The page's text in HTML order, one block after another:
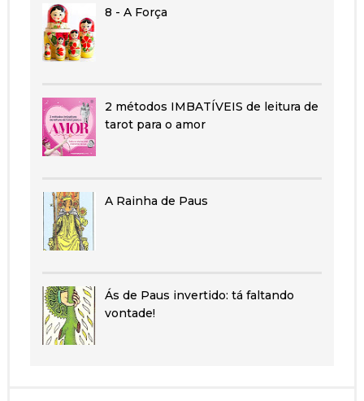
8 - A Força
2 métodos IMBATÍVEIS de leitura de
tarot para o amor
A Rainha de Paus
Ás de Paus invertido: tá faltando
vontade!